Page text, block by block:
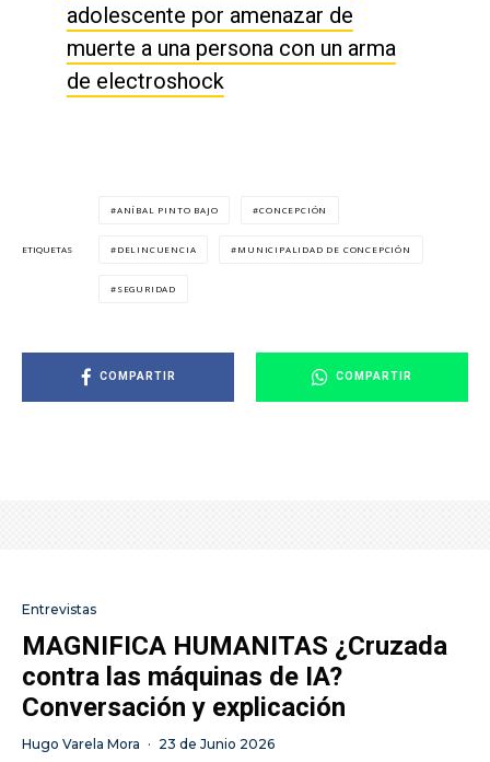
adolescente por amenazar de
muerte a una persona con un arma
de electroshock
ETIQUETAS
ANÍBAL PINTO BAJO CONCEPCIÓN
DELINCUENCIA MUNICIPALIDAD DE CONCEPCIÓN
SEGURIDAD
COMPARTIR COMPARTIR
Entrevistas
MAGNIFICA HUMANITAS ¿Cruzada
contra las máquinas de IA?
Conversación y explicación
Hugo Varela Mora · 23 de Junio 2026